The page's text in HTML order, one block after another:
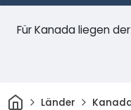
Für Kanada liegen
HeimLänder